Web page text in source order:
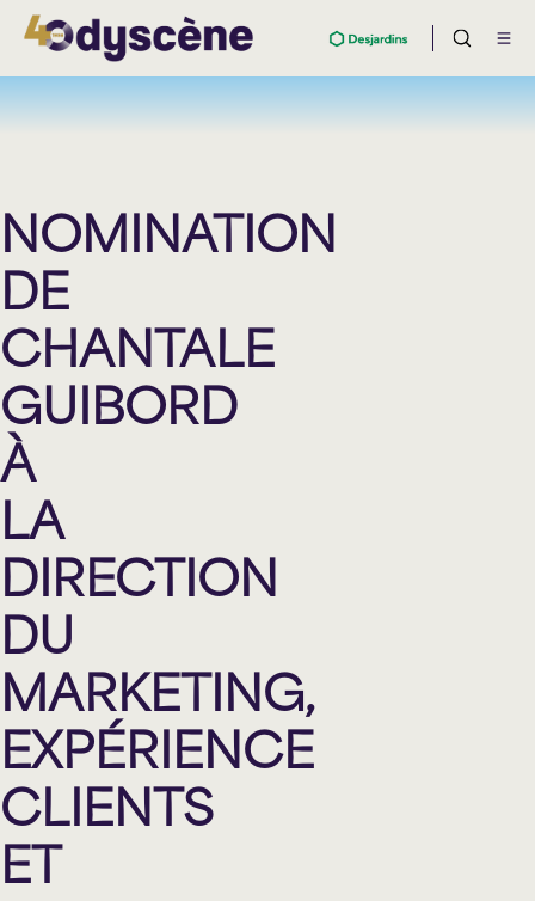
NOMINATION
DE
CHANTALE
GUIBORD
À
LA
DIRECTION
DU
MARKETING,
EXPÉRIENCE
CLIENTS
ET